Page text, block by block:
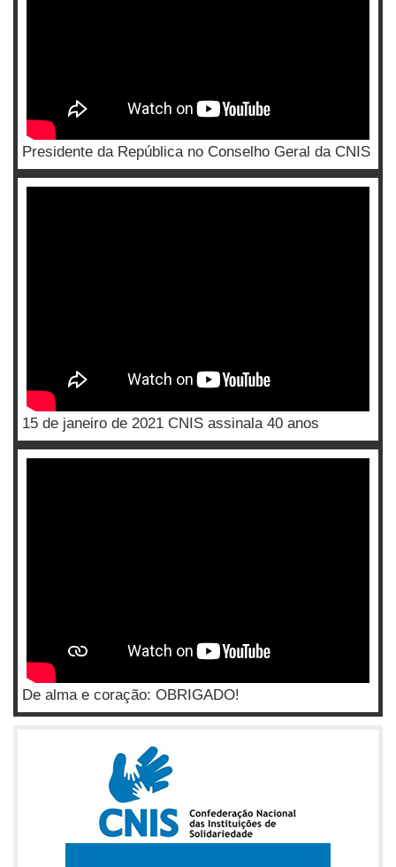
Presidente da República no Conselho Geral da CNIS
15 de janeiro de 2021 CNIS assinala 40 anos
De alma e coração: OBRIGADO!